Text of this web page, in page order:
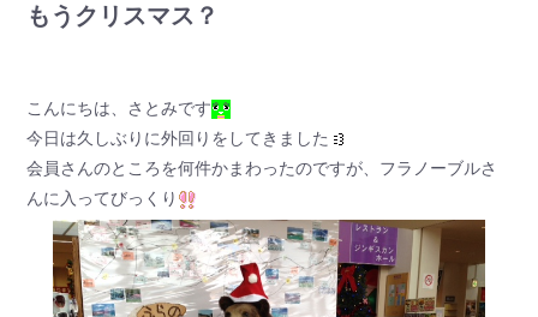
もうクリスマス？
こんにちは、さとみです
今日は久しぶりに外回りをしてきました
会員さんのところを何件かまわったのですが、フラノーブルさ
んに入ってびっくり